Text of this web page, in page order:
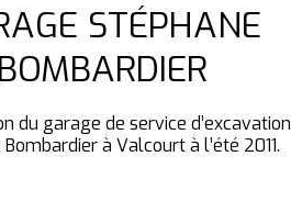
STÉPHANE
BOMBARDIER
du garage de service d’excavation
à Valcourt à l’été 2011.